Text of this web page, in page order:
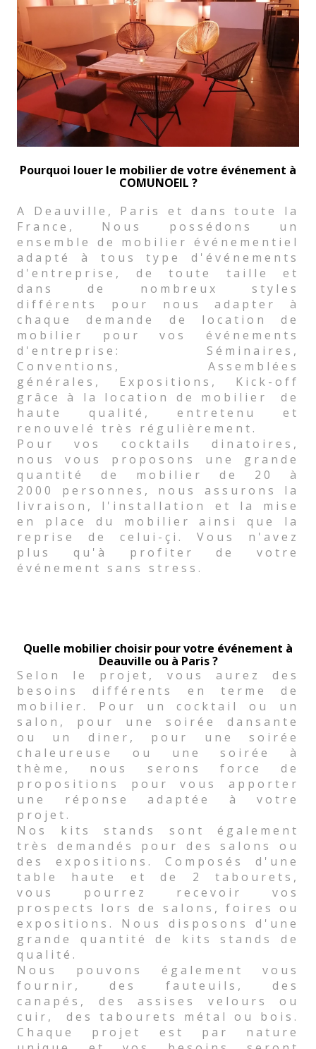
Pourquoi louer le mobilier de votre événement à
COMUNOEIL ?
A Deauville, Paris et dans toute la
France, Nous possédons un
ensemble de mobilier événementiel
adapté à tous type d'événements
d'entreprise, de toute taille et
dans de nombreux styles
différents pour nous adapter à
chaque demande de location de
mobilier pour vos événements
d'entreprise: Séminaires,
Conventions, Assemblées
générales, Expositions, Kick-off
grâce à la location de mobilier de
haute qualité, entretenu et
renouvelé très régulièrement.
Pour vos cocktails dinatoires,
nous vous proposons une grande
quantité de mobilier de 20 à
2000 personnes, nous assurons la
livraison, l'installation et la mise
en place du mobilier ainsi que la
reprise de celui-çi. Vous n'avez
plus qu'à profiter de votre
événement sans stress.
Quelle mobilier choisir pour votre événement à
Deauville ou à Paris ?
Selon le projet, vous aurez des
besoins différents en terme de
mobilier. Pour un cocktail ou un
salon, pour une soirée dansante
ou un diner, pour une soirée
chaleureuse ou une soirée à
thème, nous serons force de
propositions pour vous apporter
une réponse adaptée à votre
projet.
Nos kits stands sont également
très demandés pour des salons ou
des expositions. Composés d'une
table haute et de 2 tabourets,
vous pourrez recevoir vos
prospects lors de salons, foires ou
expositions. Nous disposons d'une
grande quantité de kits stands de
qualité.
Nous pouvons également vous
fournir, des fauteuils, des
canapés, des assises velours ou
cuir, des tabourets métal ou bois.
Chaque projet est par nature